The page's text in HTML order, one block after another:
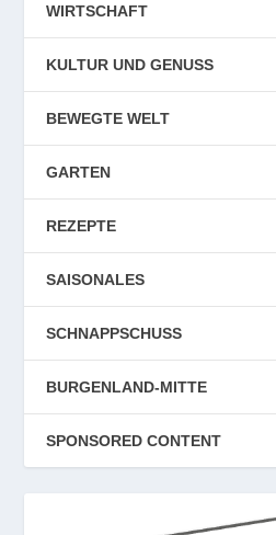
WIRTSCHAFT
KULTUR UND GENUSS
BEWEGTE WELT
GARTEN
REZEPTE
SAISONALES
SCHNAPPSCHUSS
BURGENLAND-MITTE
SPONSORED CONTENT